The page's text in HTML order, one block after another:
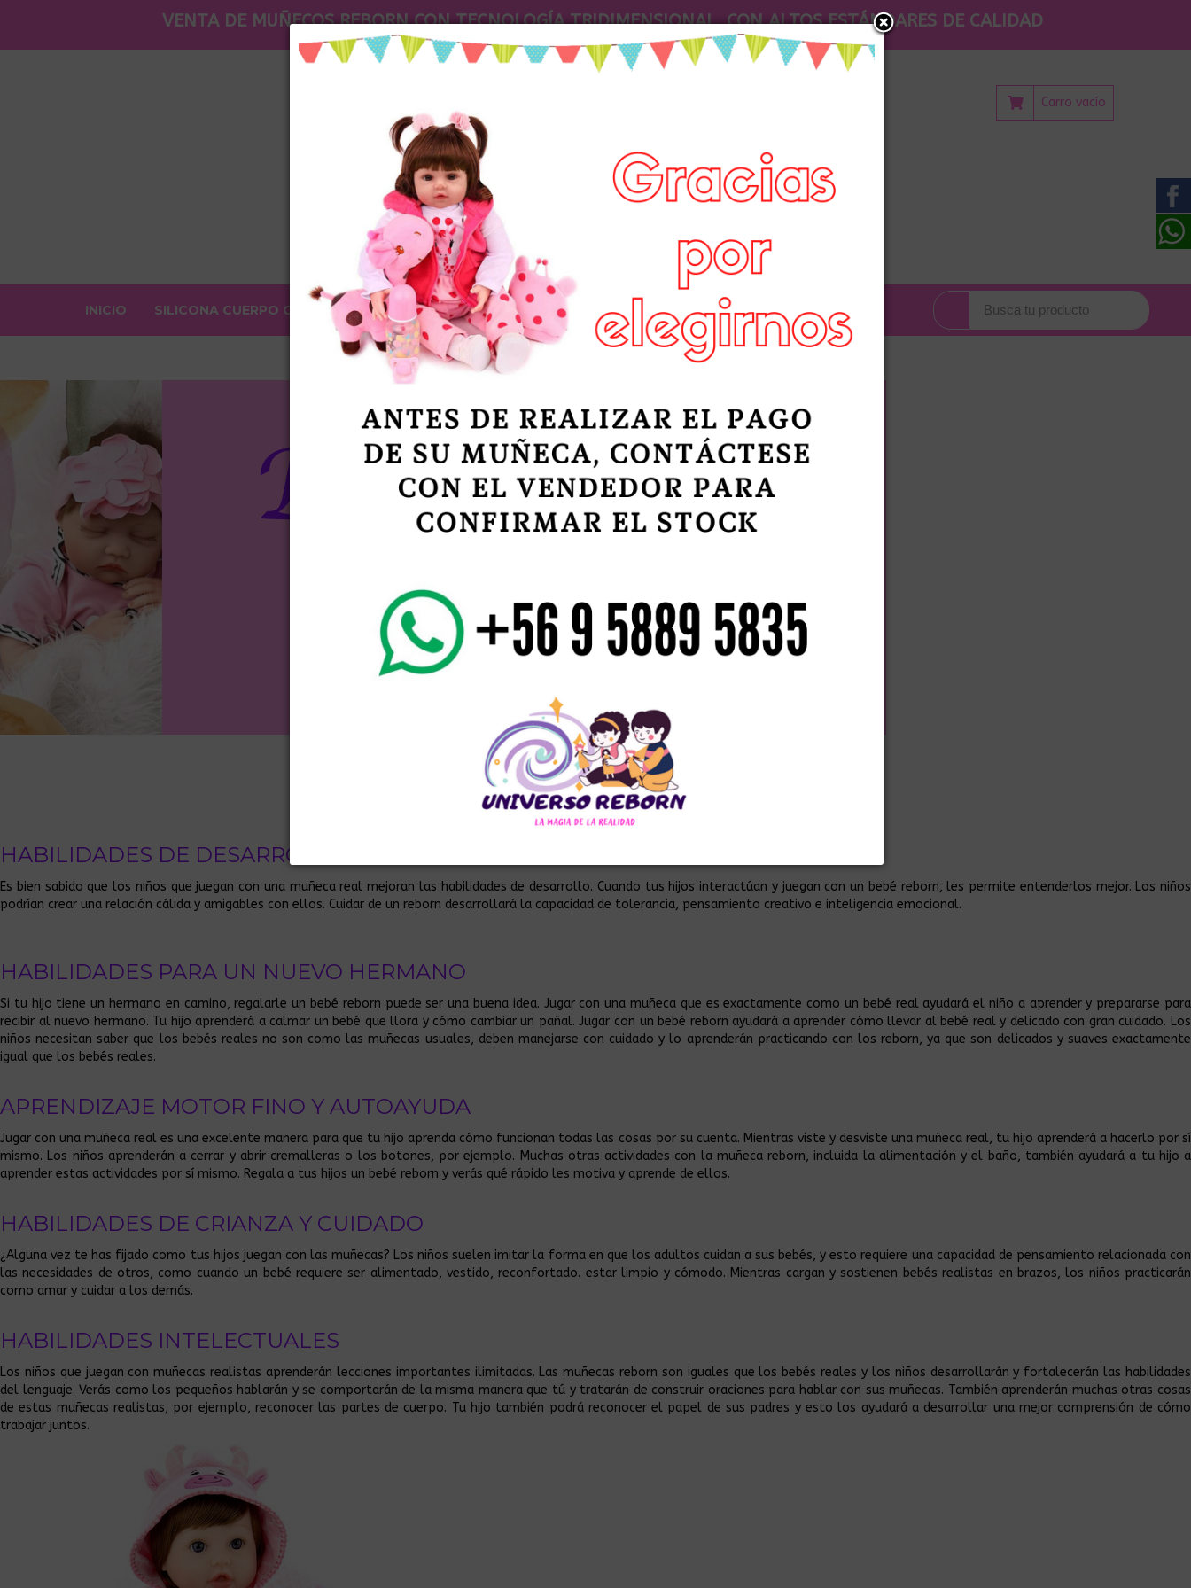
VENTA DE MUÑECOS REBORN CON TECNOLOGÍA TRIDIMENSIONAL, CON ALTOS ESTÁNDARES DE CALIDAD
Carro vacío
INICIO SILICONA CUERPO COMPLETO CUERPO 3/4 VINILO SILICONA, FELPA BENEFICIOS CONTACTO
HABILIDADES DE DESARROLLO
Es bien sabido que los niños que juegan con una muñeca real mejoran las habilidades de desarrollo. Cuando tus hijos interactúan y juegan con un bebé reborn, les permite entenderlos mejor. Los niños
podrían crear una relación cálida y amigables con ellos. Cuidar de un reborn desarrollará la capacidad de tolerancia, pensamiento creativo e inteligencia emocional.
HABILIDADES PARA UN NUEVO HERMANO
Si tu hijo tiene un hermano en camino, regalarle un bebé reborn puede ser una buena idea. Jugar con una muñeca que es exactamente como un bebé real ayudará el niño a aprender y prepararse para
recibir al nuevo hermano. Tu hijo aprenderá a calmar un bebé que llora y cómo cambiar un pañal. Jugar con un bebé reborn ayudará a aprender cómo llevar al bebé real y delicado con gran cuidado. Los
niños necesitan saber que los bebés reales no son como las muñecas usuales, deben manejarse con cuidado y lo aprenderán practicando con los reborn, ya que son delicados y suaves exactamente
igual que los bebés reales.
APRENDIZAJE MOTOR FINO Y AUTOAYUDA
Jugar con una muñeca real es una excelente manera para que tu hijo aprenda cómo funcionan todas las cosas por su cuenta. Mientras viste y desviste una muñeca real, tu hijo aprenderá a hacerlo por sí
mismo. Los niños aprenderán a cerrar y abrir cremalleras o los botones, por ejemplo. Muchas otras actividades con la muñeca reborn, incluida la alimentación y el baño, también ayudará a tu hijo a
aprender estas actividades por sí mismo. Regala a tus hijos un bebé reborn y verás qué rápido les motiva y aprende de ellos.
HABILIDADES DE CRIANZA Y CUIDADO
¿Alguna vez te has fijado como tus hijos juegan con las muñecas? Los niños suelen imitar la forma en que los adultos cuidan a sus bebés, y esto requiere una capacidad de pensamiento relacionada con
las necesidades de otros, como cuando un bebé requiere ser alimentado, vestido, reconfortado. estar limpio y cómodo. Mientras cargan y sostienen bebés realistas en brazos, los niños practicarán
como amar y cuidar a los demás.
HABILIDADES INTELECTUALES
Los niños que juegan con muñecas realistas aprenderán lecciones importantes ilimitadas. Las muñecas reborn son iguales que los bebés reales y los niños desarrollarán y fortalecerán las habilidades
del lenguaje. Verás como los pequeños hablarán y se comportarán de la misma manera que tú y tratarán de construir oraciones para hablar con sus muñecas. También aprenderán muchas otras cosas
de estas muñecas realistas, por ejemplo, reconocer las partes de cuerpo. Tu hijo también podrá reconocer el papel de sus padres y esto los ayudará a desarrollar una mejor comprensión de cómo
trabajar juntos.